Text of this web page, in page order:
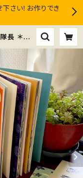
さい！お作りでき
＊全1